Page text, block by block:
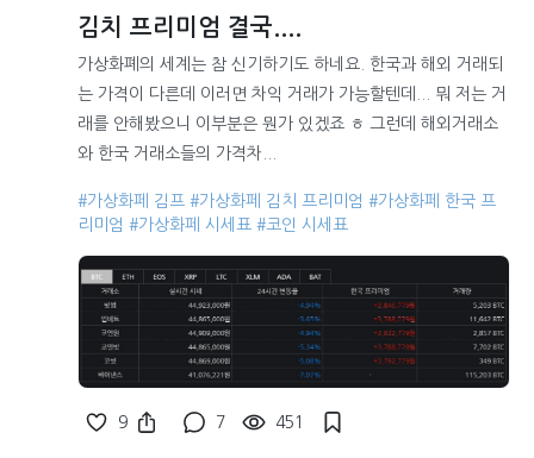
김치 프리미엄 결국....
가상화폐의 세계는 참 신기하기도 하네요. 한국과 해외 거래되
는 가격이 다른데 이러면 차익 거래가 가능할텐데... 뭐 저는 거
래를 안해봤으니 이부분은 뭔가 있겠죠 ㅎ 그런데 해외거래소
와 한국 거래소들의 가격차...
#가상화페 김프 #가상화페 김치 프리미엄 #가상화페 한국 프
리미엄 #가상화페 시세표 #코인 시세표
9 7 451